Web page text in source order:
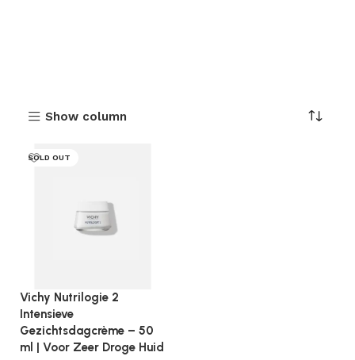
Show column
SOLD OUT
Vichy Nutrilogie 2
Intensieve
Gezichtsdagcrème – 50
ml | Voor Zeer Droge Huid